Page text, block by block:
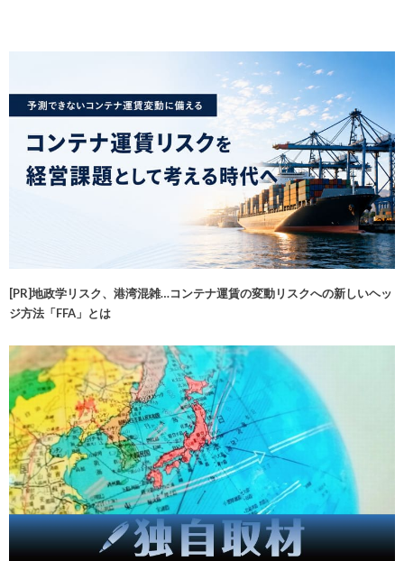
[PR]地政学リスク、港湾混雑…コンテナ運賃の変動リスクへの新しいヘッ
ジ方法「FFA」とは